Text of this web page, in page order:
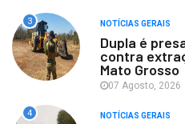
3 NOTÍCIAS GERAIS
Dupla é
contra
Mato Grosso
07 Agosto, 2026
4 NOTÍCIAS GERAIS